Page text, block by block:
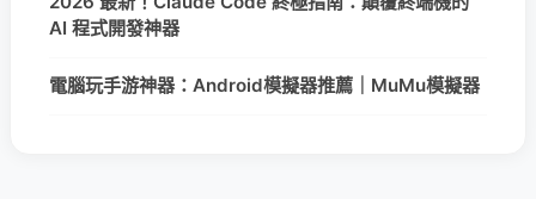
AI 程式開發神器
電腦玩手游神器：Android模擬器推薦｜MuMu模擬器